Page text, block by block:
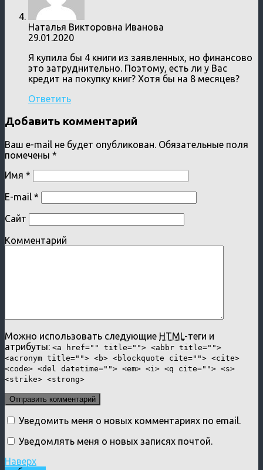
Наталья Викторовна Иванова
29.01.2020
Я купила бы 4 книги из заявленных, но финансово
это затруднительно. Поэтому, есть ли у Вас
кредит на покупку книг? Хотя бы на 8 месяцев?
Ответить
Добавить комментарий
Ваш e-mail не будет опубликован. Обязательные поля
помечены *
Имя *
E-mail *
Сайт
Комментарий
Можно использовать следующие HTML-теги и
атрибуты: <a href="" title=""> <abbr title="">
<acronym title=""> <b> <blockquote cite=""> <cite>
<code> <del datetime=""> <em> <i> <q cite=""> <s>
<strike> <strong>
Уведомить меня о новых комментариях по email.
Уведомлять меня о новых записях почтой.
Наверх